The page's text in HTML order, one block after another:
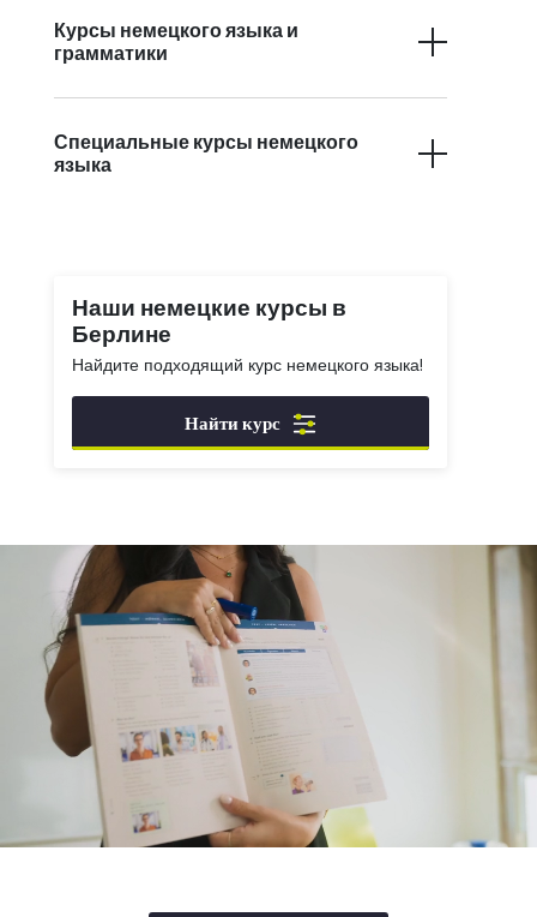
Курсы немецкого языка и
грамматики
Специальные курсы немецкого
языка
Наши немецкие курсы в
Берлине
Найдите подходящий курс немецкого языка!
Найти курс